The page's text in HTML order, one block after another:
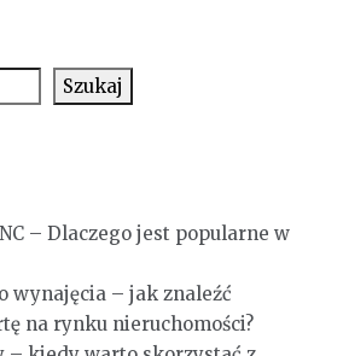
Szukaj
– Dlaczego jest popularne w
wynajęcia – jak znaleźć
na rynku nieruchomości?